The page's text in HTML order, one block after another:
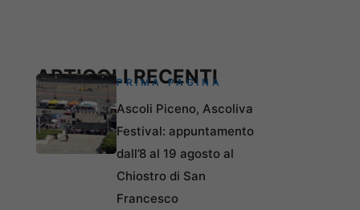
ARTICOLI RECENTI
PRIMA PAGINA
Ascoli Piceno, Ascoliva
Festival: appuntamento
dall’8 al 19 agosto al
Chiostro di San
Francesco